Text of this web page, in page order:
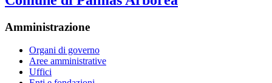
Amministrazione
Organi di governo
Aree amministrative
Uffici